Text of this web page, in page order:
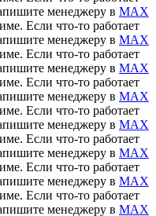
менеджеру в MAX
Если что-то работает
менеджеру в MAX
Если что-то работает
менеджеру в MAX
Если что-то работает
менеджеру в MAX
Если что-то работает
менеджеру в MAX
Если что-то работает
менеджеру в MAX
Если что-то работает
менеджеру в MAX
Если что-то работает
менеджеру в MAX